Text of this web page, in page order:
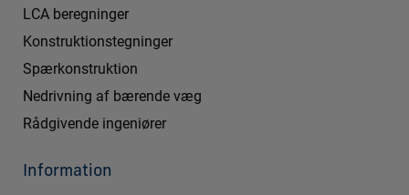
LCA beregninger
Konstruktionstegninger
Spærkonstruktion
Nedrivning af bærende væg
Rådgivende ingeniører
Information